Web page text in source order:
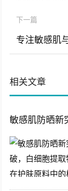
下一篇
相关文章